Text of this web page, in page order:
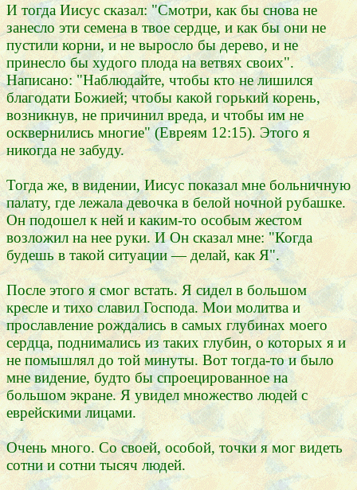
И тогда Иисус сказал: "Смотри, как бы снова не
занесло эти семена в твое сердце, и как бы они не
пустили корни, и не выросло бы дерево, и не
принесло бы худого плода на ветвях своих".
Написано: "Наблюдайте, чтобы кто не лишился
благодати Божией; чтобы какой горький корень,
возникнув, не причинил вреда, и чтобы им не
осквернились многие" (Евреям 12:15). Этого я
никогда не забуду.
Тогда же, в видении, Иисус показал мне больничную
палату, где лежала девочка в белой ночной рубашке.
Он подошел к ней и каким-то особым жестом
возложил на нее руки. И Он сказал мне: "Когда
будешь в такой ситуации — делай, как Я".
После этого я смог встать. Я сидел в большом
кресле и тихо славил Господа. Мои молитва и
прославление рождались в самых глубинах моего
сердца, поднимались из таких глубин, о которых я и
не помышлял до той минуты. Вот тогда-то и было
мне видение, будто бы спроецированное на
большом экране. Я увидел множество людей с
еврейскими лицами.
Очень много. Со своей, особой, точки я мог видеть
сотни и сотни тысяч людей.